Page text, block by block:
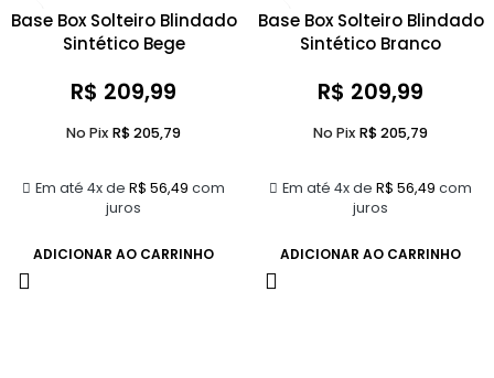
Base Box Solteiro Blindado
Sintético Bege
R$ 209,99
Em até 4x de R$ 56,49 com
juros
No Pix R$205,79
ADICIONAR AO CARRINHO
Base Box Solteiro Blindado
Sintético Branco
R$ 209,99
Em até 4x de R$ 56,49 com
juros
No Pix R$205,79
ADICIONAR AO CARRINHO